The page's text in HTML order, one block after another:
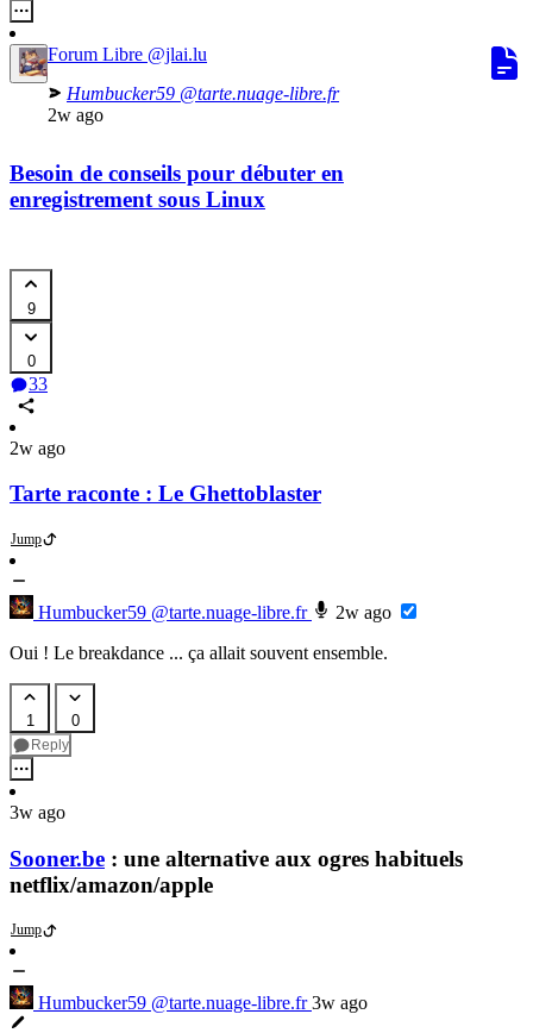
Forum Libre @jlai.lu
Humbucker59 @tarte.nuage-libre.fr
2w ago
Besoin de conseils pour débuter en
enregistrement sous Linux
9
0
33
2w ago
Tarte raconte : Le Ghettoblaster
Jump
Humbucker59 @tarte.nuage-libre.fr
2w ago
Oui ! Le breakdance ... ça allait souvent ensemble.
1 0
Reply
3w ago
Sooner.be : une alternative aux ogres habituels
netflix/amazon/apple
Jump
Humbucker59 @tarte.nuage-libre.fr 3w ago